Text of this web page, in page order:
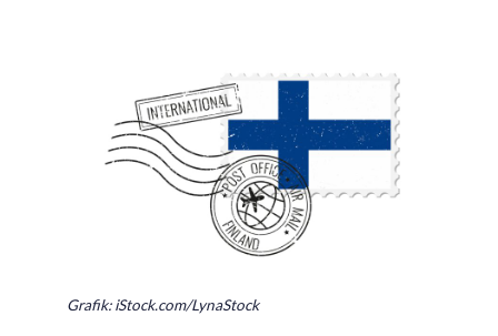
Grafik: iStock.com/LynaStock